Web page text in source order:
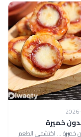
خميرة
خميرة ... اكتشفي الطعم